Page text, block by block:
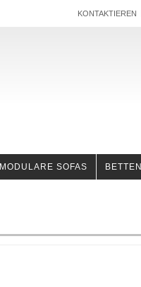
KONTAKTIEREN
MODULARE SOFAS BETTEN